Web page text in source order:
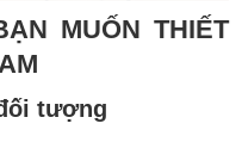
MUỐN THIẾT
tượng